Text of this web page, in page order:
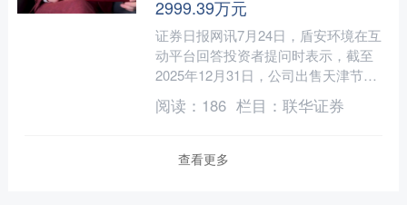
2999.39万元
证券日报网讯7月24日，盾安环境在互
动平台回答投资者提问时表示，截至
2025年12月31日，公司出售天津节能
项目剩余未收回款项为2999.39万元股
指配资股市有....
阅读： 186 栏目： 联华证券
查看更多